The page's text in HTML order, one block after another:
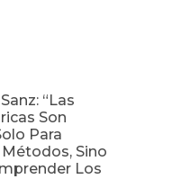
“Las
Son
Para
Sino
Los